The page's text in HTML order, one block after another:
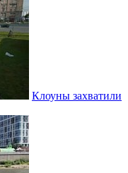
Клоуны захватили